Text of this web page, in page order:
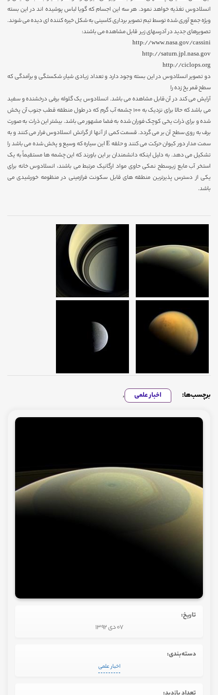
انسلادوس تغذیه خواهد نمود. هر سه این اجسام که گویا لباس پوشیده اند در این بسته
ویژه جمع آوری شده توسط تیم تصویر برداری کاسینی به شکل خیره کننده ای دیده می شوند.
تصویرهای جدید در آدرسهای زیر قابل مشاهده می باشند:
http://www.nasa.gov/cassini
http://saturn.jpl.nasa.gov
http://ciclops.org
دو تصویر انسلادوس در این بسته وجود دارد و تعداد زیادی شیار، شکستگی و برآمدگی که
سطح قمر یخ زده را
آرایش می کند در آن قابل مشاهده می باشد. انسلادوس یک گلوله برفی درخشنده و سفید
می باشد که حالا برای نزدیک به 100 چشمه آب گرم که در طول منطقه قطب جنوب آن پخش
شده و برای ذرات یخی کوچک فوران شده به فضا مشهور می باشد. بیشتر این ذرات به صورت
برف به روی سطح آن بر می گردد. قسمت کمی از آنها از گرانش انسلادوس فرار می کنند و به
سمت مدار دور کیوان حرکت می کنند و حلقه E این سیاره که وسیع و پخش شده می باشد را
تشکیل می دهد. به دلیل اینکه دانشمندان بر این باورند که این چشمه ها مستقیماً به یک
استخر آب مایع زیرسطح نمکی حاوی مواد ارگانیک مرتبط می باشند، انسلادوس خانه برای
یکی از دسترس پذیرترین منطقه های قابل سکونت فرازمینی در منظومه خورشیدی می
باشد.
برچسب‌ها: اخبار علمی ,
تاریخ:
07 دی 1392
دسته‌بندی:
اخبار علمی